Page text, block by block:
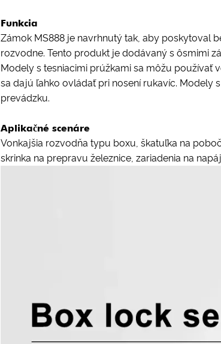
Funkcia
Zámok MS888 je navrhnutý tak, aby poskytoval
rozvodne. Tento produkt je dodávaný s ôsmimi
Modely s tesniacimi prúžkami sa môžu používať
sa dajú ľahko ovládať pri nosení rukavíc.
prevádzku.
Aplikačné scenáre
Vonkajšia rozvodňa typu boxu, škatuľka na
skrinka na prepravu železnice, zariadenia na